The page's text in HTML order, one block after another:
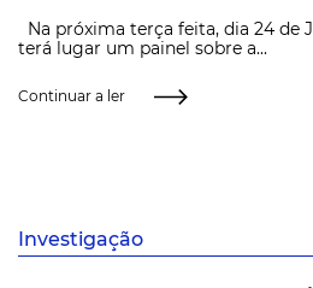
Na próxima terça feita, dia 24 de
terá lugar um painel sobre a...
Continuar a ler
Investigação